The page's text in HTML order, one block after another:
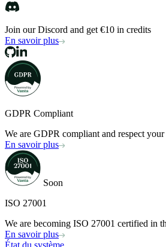
Join our Discord and get €10 in credits
En savoir plus
GDPR Compliant
We are GDPR compliant and respect
En savoir plus
Soon
ISO 27001
We are becoming ISO 27001 certified in
En savoir plus
État du système